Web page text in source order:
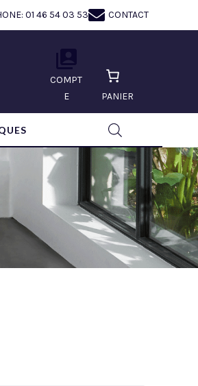
01 46 54 03 53 CONTACT
COMPT
E
PANIER